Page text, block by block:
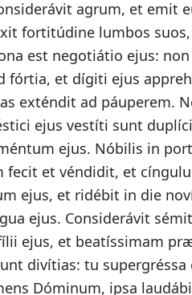
agrum, et emit
fortitúdine lumbos
est negotiátio ejus:
fórtia, et dígiti ejus
exténdit ad páuperem.
ejus vestíti sunt
ejus. Nóbilis in
fecit et véndidit, et
ejus, et ridébit in die
ejus. Considerávit
ejus, et beatíssimam
divítias: tu supergréssa
Dóminum, ipsa